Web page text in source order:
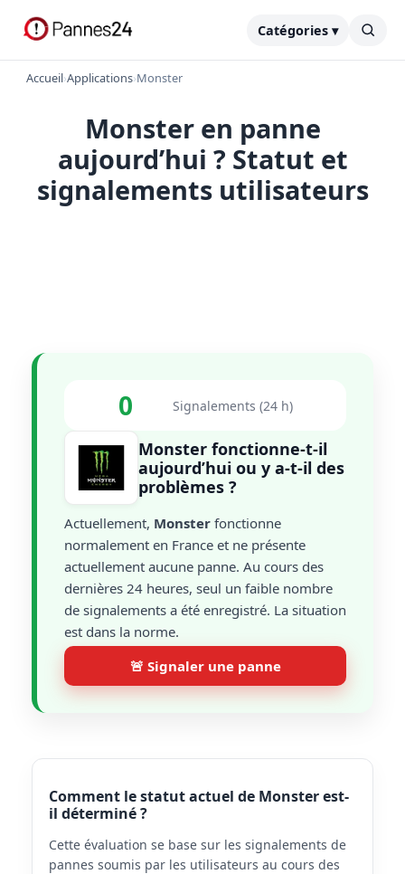
Catégories ▾
Accueil›Applications›Monster
Monster en panne
aujourd’hui ? Statut et
signalements utilisateurs
0 Signalements (24 h)
Monster fonctionne-t-il
aujourd’hui ou y a-t-il des
problèmes ?
Actuellement, Monster fonctionne
normalement en France et ne présente
actuellement aucune panne. Au cours des
dernières 24 heures, seul un faible nombre
de signalements a été enregistré. La situation
est dans la norme.
🚨 Signaler une panne
Comment le statut actuel de Monster est-
il déterminé ?
Cette évaluation se base sur les signalements de
pannes soumis par les utilisateurs au cours des